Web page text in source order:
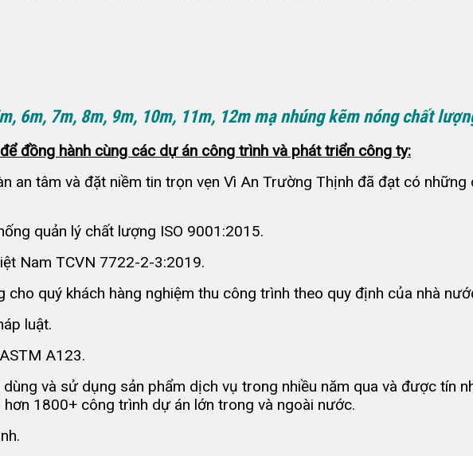
6m, 7m, 8m, 9m, 10m, 11m, 12m mạ nhúng kẽm nóng chất
đồng hành cùng các dự án công trình và phát triển công ty:
an tâm và đặt niềm tin trọn vẹn Vì An Trường Thịnh đã đạt có những
quản lý chất lượng ISO 9001:2015.
Nam TCVN 7722-2-3:2019.
cho quý khách hàng nghiệm thu công trình theo quy định của nhà
luật.
A123.
và sử dụng sản phẩm dịch vụ trong nhiều năm qua và được tín
1800+ công trình dự án lớn trong và ngoài nước.